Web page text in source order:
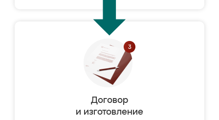
Договор
и изготовление